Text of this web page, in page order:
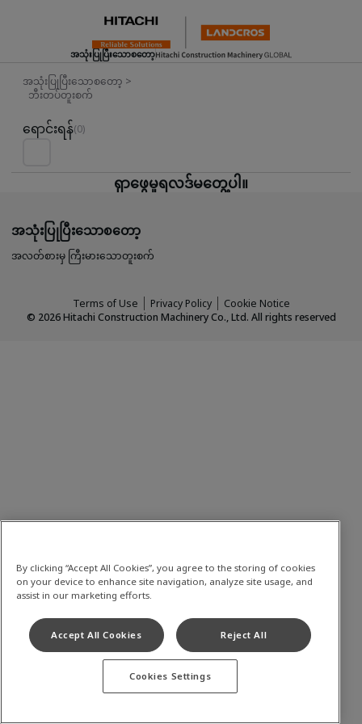
အသုံးပြုပြီးသောစတော့
အသုံးပြုပြီးသောစတော့ >
ဘီးတပ်တူးစက်
Used Inventory For Sale
ရောင်းရန်(0)
ရှာဖွေမှုရလဒ်မတွေ့ပါ။
အသုံးပြုပြီးသောစတော့
အလတ်စားမှ ကြီးမားသောတူးစက်
Terms of Use Privacy Policy
Cookie Notice
© 2026Hitachi Construction Machinery Co., Ltd. All rights reserved
By clicking “Accept All Cookies”, you agree to the storing of cookies
on your device to enhance site navigation, analyze site usage, and
assist in our marketing efforts.
Accept All Cookies Reject All
Cookies Settings